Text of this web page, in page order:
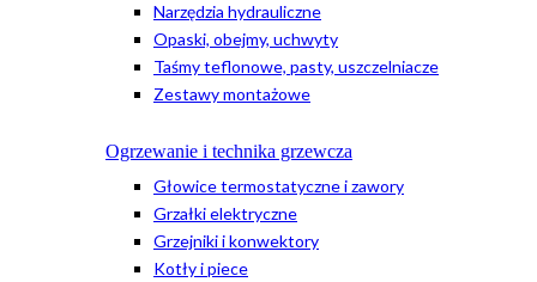
Narzędzia hydrauliczne
Opaski, obejmy, uchwyty
Taśmy teflonowe, pasty, uszczelniacze
Zestawy montażowe
Ogrzewanie i technika grzewcza
Głowice termostatyczne i zawory
Grzałki elektryczne
Grzejniki i konwektory
Kotły i piece